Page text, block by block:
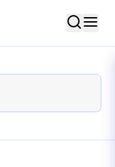
Søk
i Sulis